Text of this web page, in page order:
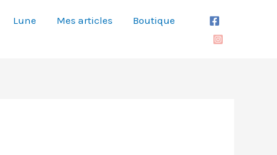
Lune Mes articles
Boutique